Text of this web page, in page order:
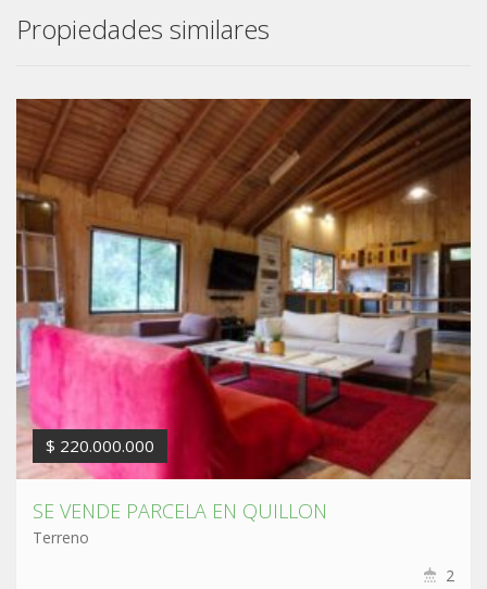
Propiedades similares
$ 220.000.000
SE VENDE PARCELA EN QUILLON
Terreno
2